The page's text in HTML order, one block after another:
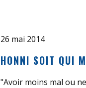
26 mai 2014
HONNI SOIT QUI
"Avoir moins mal ou